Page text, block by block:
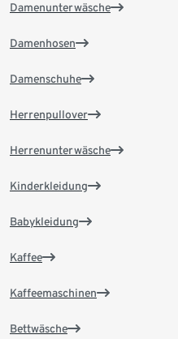
Damenunterwäsche
Damenhosen
Damenschuhe
Herrenpullover
Herrenunterwäsche
Kinderkleidung
Babykleidung
Kaffee
Kaffeemaschinen
Bettwäsche